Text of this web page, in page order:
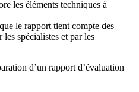
les éléments techniques à
le rapport tient compte des
spécialistes et par les
d’un rapport d’évaluation